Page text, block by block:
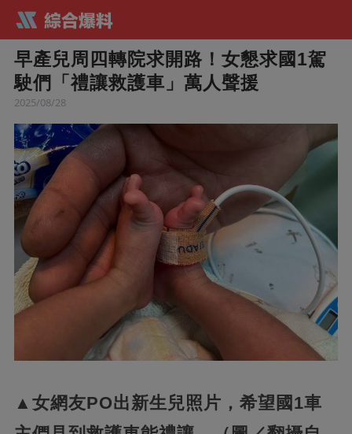
早產兒周四轉院求開路！女懇求國1駕
駛們「禮讓救護車」萬人聲援
2025/08/28
▲女網友PO出新生兒照片，希望國1車